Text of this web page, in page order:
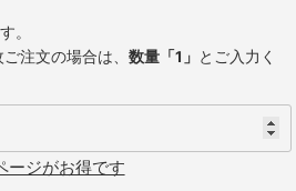
。
注文の場合は、 数量「1」 とご入力く
ージがお得です